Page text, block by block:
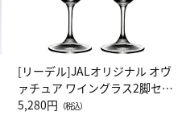
[リーデル]JALオリジナル オヴ
ァチュア ワイングラス2脚セッ
ト（レッドワイン）
5,280円 （税込）